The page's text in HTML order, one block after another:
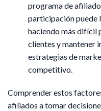
programa de
participación puede
haciendo más difícil
clientes y mantener
estrategias de
competitivo.
Comprender estos
afiliados a tomar